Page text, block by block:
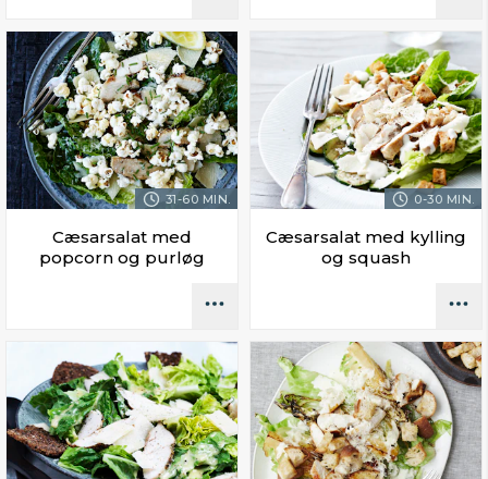
31-60 MIN.
Cæsarsalat med
popcorn og purløg
0-30 MIN.
Cæsarsalat med kylling
og squash